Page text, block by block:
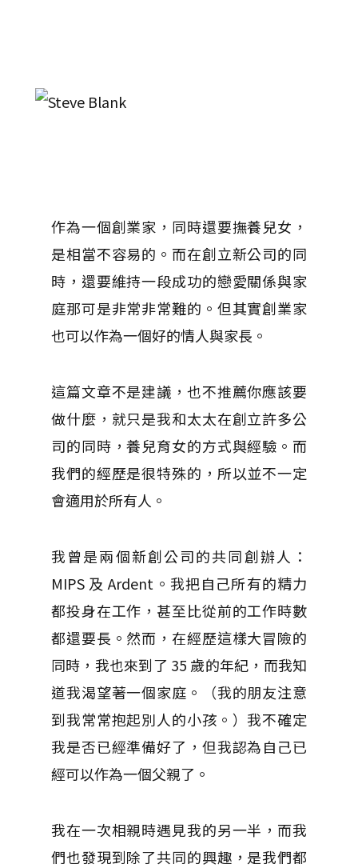
作為一個創業家，同時還要撫養兒女，
是相當不容易的。而在創立新公司的同
時，還要維持一段成功的戀愛關係與家
庭那可是非常非常難的。但其實創業家
也可以作為一個好的情人與家長。
這篇文章不是建議，也不推薦你應該要
做什麼，就只是我和太太在創立許多公
司的同時，養兒育女的方式與經驗。而
我們的經歷是很特殊的，所以並不一定
會適用於所有人。
我曾是兩個新創公司的共同創辦人：
MIPS 及 Ardent。我把自己所有的精力
都投身在工作，甚至比從前的工作時數
都還要長。然而，在經歷這樣大冒險的
同時，我也來到了 35 歲的年紀，而我知
道我渴望著一個家庭。（我的朋友注意
到我常常抱起別人的小孩。）我不確定
我是否已經準備好了，但我認為自己已
經可以作為一個父親了。
我在一次相親時遇見我的另一半，而我
們也發現到除了共同的興趣，是我們都